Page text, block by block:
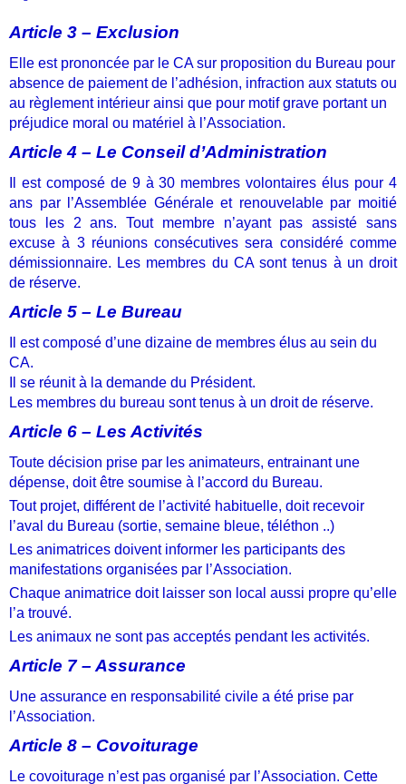
Article 3 – Exclusion
Elle est prononcée par le CA sur proposition du Bureau pour
absence de paiement de l’adhésion, infraction aux statuts ou
au règlement intérieur ainsi que pour motif grave portant un
préjudice moral ou matériel à l’Association.
Article 4 – Le Conseil d’Administration
Il est composé de 9 à 30 membres volontaires élus pour 4
ans par l’Assemblée Générale et renouvelable par moitié
tous les 2 ans.Tout membre n’ayant pas assisté sans
excuse à 3 réunions consécutives sera considéré comme
démissionnaire. Les membres du CA sont tenus à un droit
de réserve.
Article 5 – Le Bureau
Il est composé d’une dizaine de membres élus au sein du
CA.
Il se réunit à la demande du Président.
Les membres du bureau sont tenus à un droit de réserve.
Article 6 – Les Activités
Toute décision prise par les animateurs, entrainant une
dépense, doit être soumise à l’accord du Bureau.
Tout projet, différent de l’activité habituelle, doit recevoir
l’aval du Bureau (sortie, semaine bleue, téléthon ..)
Les animatrices doivent informer les participants des
manifestations organisées par l’Association.
Chaque animatrice doit laisser son local aussi propre qu’elle
l’a trouvé.
Les animaux ne sont pas acceptés pendant les activités.
Article 7 – Assurance
Une assurance en responsabilité civile a été prise par
l’Association.
Article 8 – Covoiturage
Le covoiturage n’est pas organisé par l’Association. Cette